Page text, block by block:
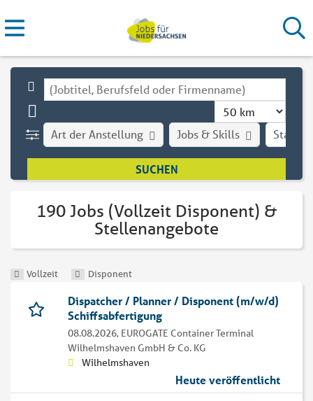
Stadt
Art der Anstellung Jobs & Skills
190 Jobs (Vollzeit Disponent) &
Stellenangebote
Vollzeit Disponent
Dispatcher / Planner / Disponent (m/w/d)
Schiffsabfertigung
08.08.2026, EUROGATE Container Terminal
Wilhelmshaven GmbH & Co. KG
Wilhelmshaven
Heute veröffentlicht